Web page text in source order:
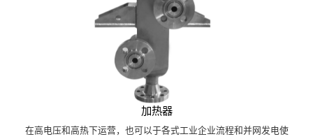
加热器
在高电压和高热下运营，也可以于各式工业企业流程和并网发电使